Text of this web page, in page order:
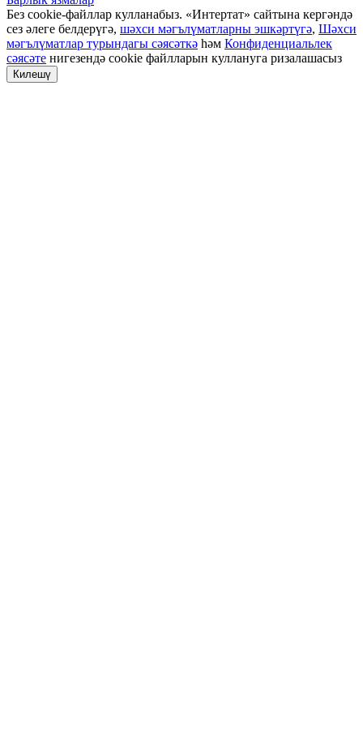
Без cookie-файллар кулланабыз. «Интертат» сайтына кергәндә
сез әлеге белдерүгә, шәхси мәгълүматларны эшкәртүгә, Шәхси
мәгълүматлар турындагы сәясәткә һәм Конфиденциальлек
сәясәте нигезендә cookie файлларын куллануга ризалашасыз
Килешү